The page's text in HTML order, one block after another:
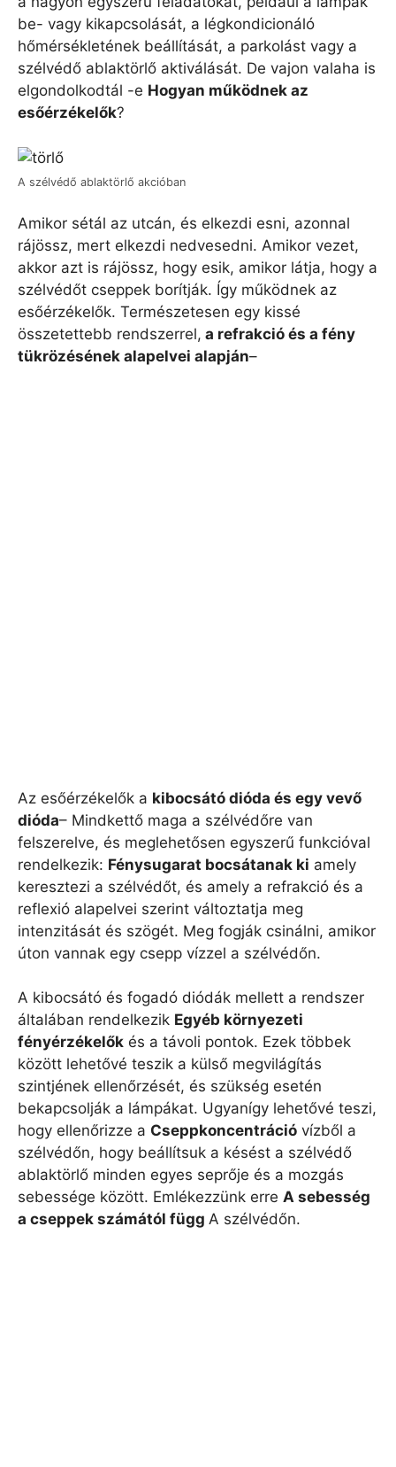
be- vagy kikapcsolását, a légkondicionáló
hőmérsékletének beállítását, a parkolást vagy a
szélvédő ablaktörlő aktiválását. De vajon valaha is
elgondolkodtál -e Hogyan működnek az
esőérzékelők?
A szélvédő ablaktörlő akcióban
Amikor sétál az utcán, és elkezdi esni, azonnal
rájössz, mert elkezdi nedvesedni. Amikor vezet,
akkor azt is rájössz, hogy esik, amikor látja, hogy a
szélvédőt cseppek borítják. Így működnek az
esőérzékelők. Természetesen egy kissé
összetettebb rendszerrel, a refrakció és a fény
tükrözésének alapelvei alapján–
Az esőérzékelők a kibocsátó dióda és egy vevő
dióda– Mindkettő maga a szélvédőre van
felszerelve, és meglehetősen egyszerű funkcióval
rendelkezik: Fénysugarat bocsátanak ki amely
keresztezi a szélvédőt, és amely a refrakció és a
reflexió alapelvei szerint változtatja meg
intenzitását és szögét. Meg fogják csinálni, amikor
úton vannak egy csepp vízzel a szélvédőn.
A kibocsátó és fogadó diódák mellett a rendszer
általában rendelkezik Egyéb környezeti
fényérzékelők és a távoli pontok. Ezek többek
között lehetővé teszik a külső megvilágítás
szintjének ellenőrzését, és szükség esetén
bekapcsolják a lámpákat. Ugyanígy lehetővé teszi,
hogy ellenőrizze a Cseppkoncentráció vízből a
szélvédőn, hogy beállítsuk a késést a szélvédő
ablaktörlő minden egyes seprője és a mozgás
sebessége között. Emlékezzünk erre A sebesség
a cseppek számától függ A szélvédőn.